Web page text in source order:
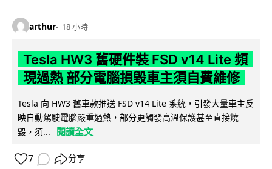
arthur 18 小時
Tesla HW3 舊硬件裝 FSD v14 Lite 頻
現過熱 部分電腦損毀車主須自費維修
Tesla 向 HW3 舊車款推送 FSD v14 Lite 系統，引發大量車主反
映自動駕駛電腦嚴重過熱，部分更觸發高溫保護甚至直接燒
毀，須...
閱讀全文
7 分享